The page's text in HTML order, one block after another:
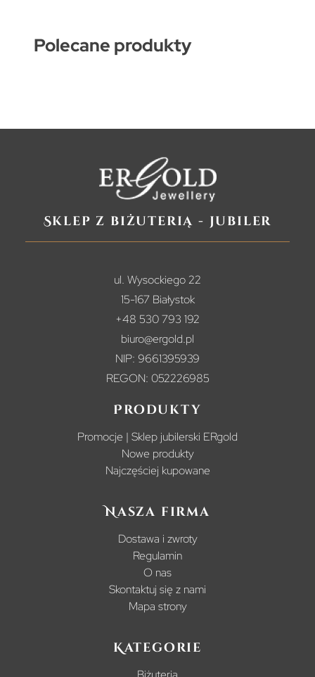
Polecane produkty
Sklep z biżuterią - jubiler
ul. Wysockiego 22
15-167 Białystok
+48 530 793 192
biuro@ergold.pl
NIP: 9661395939
REGON: 052226985
Produkty
Promocje | Sklep jubilerski ERgold
Nowe produkty
Najczęściej kupowane
Nasza firma
Dostawa i zwroty
Regulamin
O nas
Skontaktuj się z nami
Mapa strony
Kategorie